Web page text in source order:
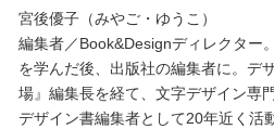
宮後優子（みやご・ゆうこ）
編集者／Book&Designディレクター
を学んだ後、出版社の編集者に。デ
場』編集長を経て、文字デザイン専
デザイン書編集者として20年近く活